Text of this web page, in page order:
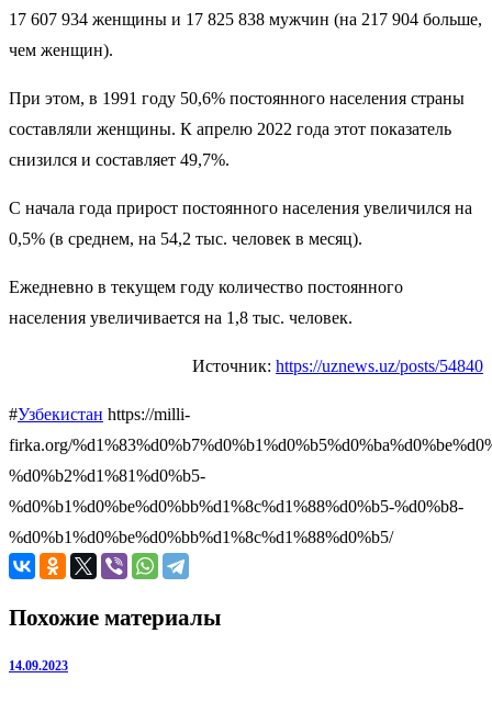
17 607 934 женщины и 17 825 838 мужчин (на 217 904 больше,
чем женщин).
При этом, в 1991 году 50,6% постоянного населения страны
составляли женщины. К апрелю 2022 года этот показатель
снизился и составляет 49,7%.
С начала года прирост постоянного населения увеличился на
0,5% (в среднем, на 54,2 тыс. человек в месяц).
Ежедневно в текущем году количество постоянного
населения увеличивается на 1,8 тыс. человек.
Источник: https://uznews.uz/posts/54840
#Узбекистан https://milli-
firka.org/
%d0%b2%d1%81%d0%b5-
%d0%b1%d0%be%d0%bb%d1%8c%d1%88%d0%b5-%d0%b8-
%d0%b1%d0%be%d0%bb%d1%8c%d1%88%d0%b5/
Похожие материалы
14.09.2023